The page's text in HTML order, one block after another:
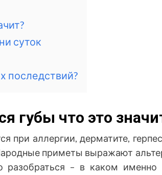
суток
последствий?
губы что это
при аллергии, дерматите,
приметы выражают
разобраться – в каком